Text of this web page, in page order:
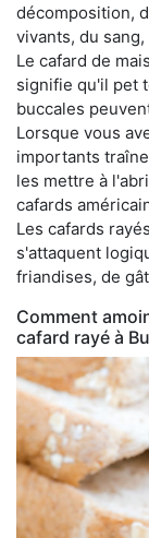
décomposition,
vivants, du sang,
Le cafard de
signifie qu'il pet
buccales
Lorsque vous
importants
les mettre à
cafards
Les cafards
s'attaquent
friandises, de
Comment
cafard rayé à